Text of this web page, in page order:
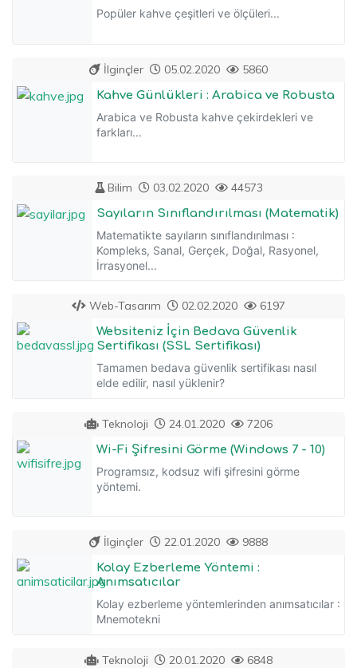
Popüler kahve çeşitleri ve ölçüleri...
İlginçler 05.02.2020 5860
Kahve Günlükleri : Arabica ve Robusta
Arabica ve Robusta kahve çekirdekleri ve
farkları...
Bilim 03.02.2020 44573
Sayıların Sınıflandırılması (Matematik)
Matematikte sayıların sınıflandırılması :
Kompleks, Sanal, Gerçek, Doğal, Rasyonel,
İrrasyonel...
Web-Tasarım 02.02.2020 6197
Websiteniz İçin Bedava Güvenlik
Sertifikası (SSL Sertifikası)
Tamamen bedava güvenlik sertifikası nasıl
elde edilir, nasıl yüklenir?
Teknoloji 24.01.2020 7206
Wi-Fi Şifresini Görme (Windows 7 - 10)
Programsız, kodsuz wifi şifresini görme
yöntemi.
İlginçler 22.01.2020 9888
Kolay Ezberleme Yöntemi :
Anımsatıcılar
Kolay ezberleme yöntemlerinden anımsatıcılar :
Mnemotekni
Teknoloji 20.01.2020 6848